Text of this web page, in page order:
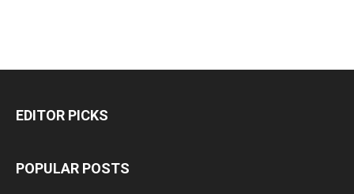
EDITOR PICKS
POPULAR POSTS